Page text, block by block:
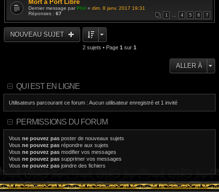
Mort à Port Libre
Dernier message parPhil « dim. 8 janv. 2017 19:31
Réponses : 67 1 … 4 5 6 7
NOUVEAU SUJET
2 sujets • Page 1 sur 1
ALLER À
QUI EST EN LIGNE
Utilisateurs parcourant ce forum : Aucun utilisateur enregistré et 1 invité
PERMISSIONS DU FORUM
Vous ne pouvez pas poster de nouveaux sujets
Vous ne pouvez pas répondre aux sujets
Vous ne pouvez pas modifier vos messages
Vous ne pouvez pas supprimer vos messages
Vous ne pouvez pas joindre des fichiers